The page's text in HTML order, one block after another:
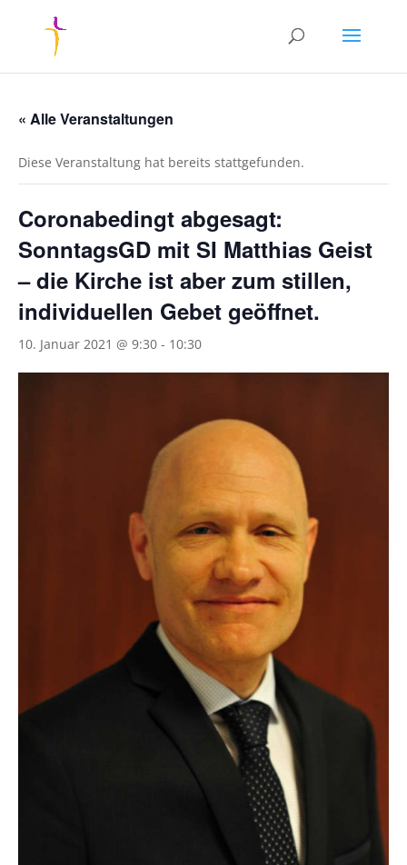
« Alle Veranstaltungen
Diese Veranstaltung hat bereits stattgefunden.
Coronabedingt abgesagt:
SonntagsGD mit SI Matthias Geist
– die Kirche ist aber zum stillen,
individuellen Gebet geöffnet.
10. Januar 2021 @ 9:30 - 10:30